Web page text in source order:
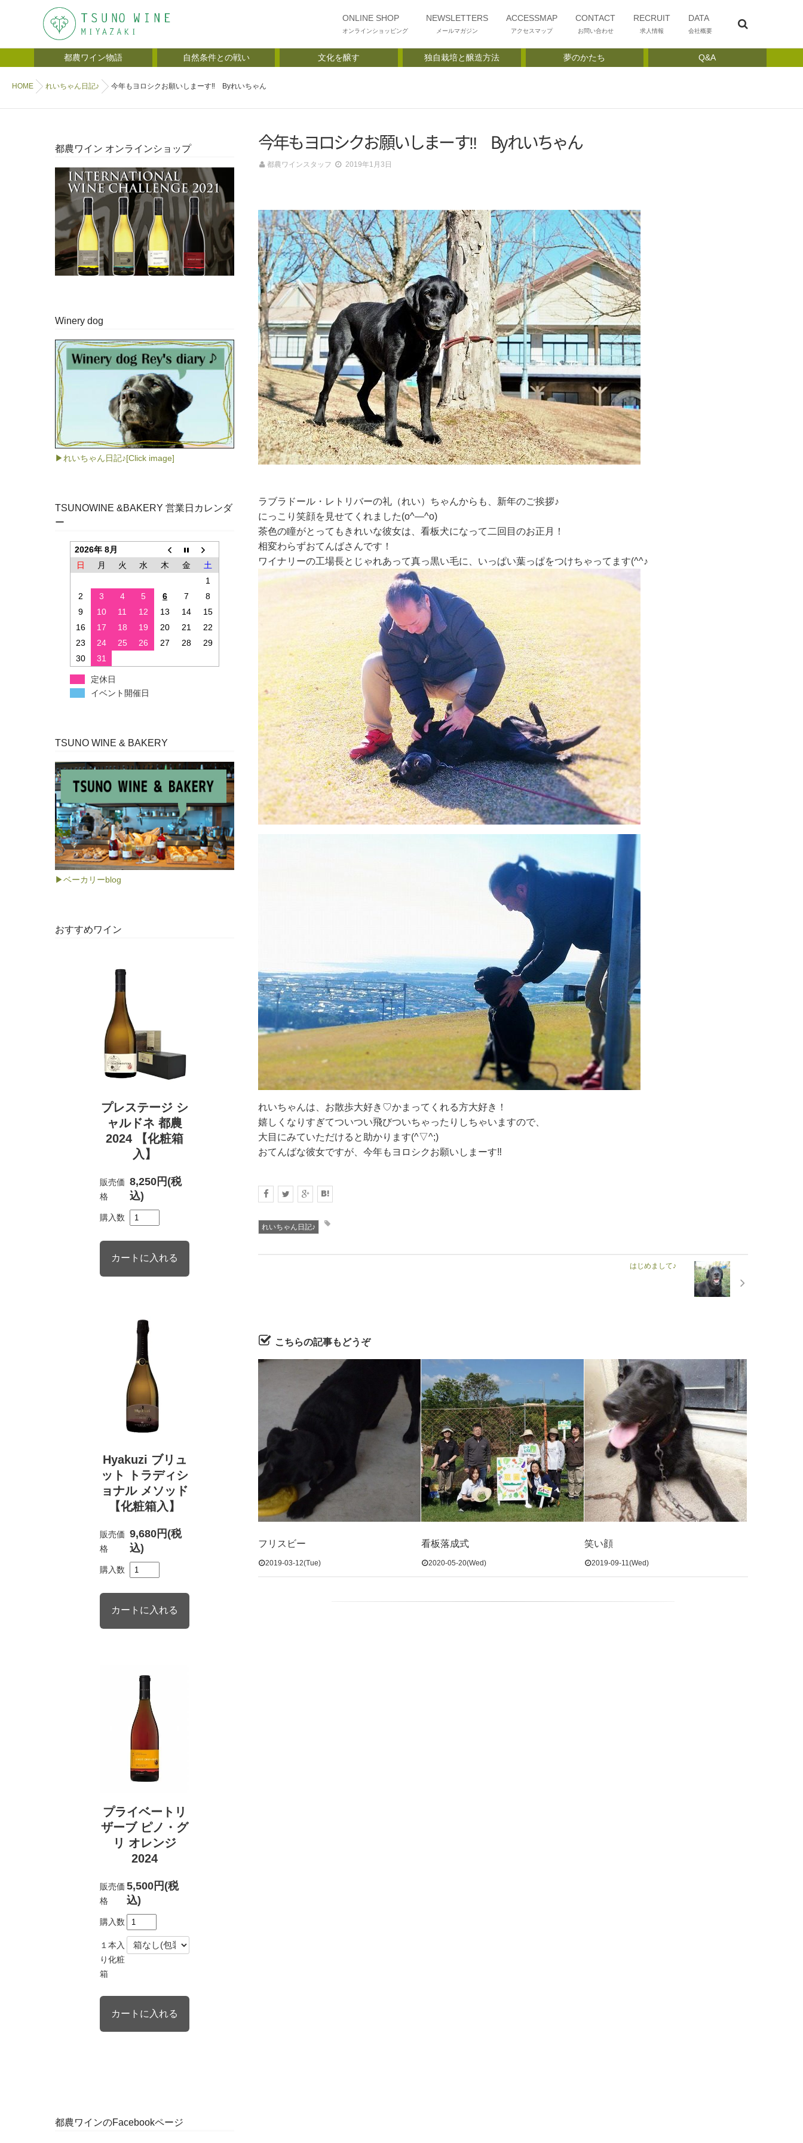
ONLINE SHOP
オンラインショッピング
NEWSLETTERS
メールマガジン
ACCESSMAP
アクセスマップ
CONTACT
お問い合わせ
RECRUIT
求人情報
DATA
会社概要
都農ワイン物語 自然条件との戦い 文化を醸す 独自栽培と醸造方法 夢のかたち Q&A
HOME れいちゃん日記♪ 今年もヨロシクお願いしまーす‼ Byれいちゃん
今年もヨロシクお願いしまーす‼ Byれいちゃん
都農ワインスタッフ 2019年1月3日
ラブラドール・レトリバーの礼（れい）ちゃんからも、新年のご挨拶♪
にっこり笑顔を見せてくれました(o^―^o)
茶色の瞳がとってもきれいな彼女は、看板犬になって二回目のお正月！
相変わらずおてんばさんです！
ワイナリーの工場長とじゃれあって真っ黒い毛に、いっぱい葉っぱをつけちゃってます(^^♪
れいちゃんは、お散歩大好き♡かまってくれる方大好き！
嬉しくなりすぎてついつい飛びついちゃったりしちゃいますので、
大目にみていただけると助かります(^▽^;)
おてんばな彼女ですが、今年もヨロシクお願いしまーす‼
れいちゃん日記♪
はじめまして♪
こちらの記事もどうぞ
フリスビー
2019-03-12(Tue)
看板落成式
2020-05-20(Wed)
笑い顔
2019-09-11(Wed)
都農ワイン オンラインショップ
Winery dog
▶れいちゃん日記♪[Click image]
TSUNOWINE &BAKERY 営業日カレンダ
ー
2026年 8月
日
月 火 水 木 金
土
1
2
3 4 5 6 7
8
9
10 11 12 13 14
15
16
17 18 19 20 21
22
23
24 25 26 27 28
29
30
31
定休日
イベント開催日
TSUNO WINE & BAKERY
▶ベーカリーblog
おすすめワイン
プレステージ シ
ャルドネ 都農
2024 【化粧箱
入】
販売価
格
8,250円(税
込)
購入数
Hyakuzi ブリュ
ット トラディシ
ョナル メソッド
【化粧箱入】
販売価
格
9,680円(税
込)
購入数
プライベートリ
ザーブ ピノ・グ
リ オレンジ
2024
販売価
格
5,500円(税
込)
購入数
１本入
り化粧
箱
都農ワインのFacebookページ